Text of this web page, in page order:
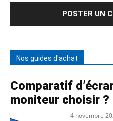
Nos guides d'achat
Comparatif
moniteur choisir ?
4 novembre